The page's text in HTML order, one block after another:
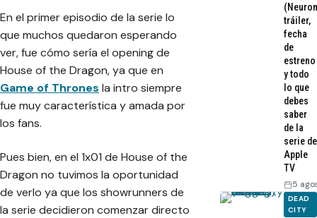
En el primer episodio de la serie lo
que muchos quedaron esperando
ver, fue cómo sería el opening de
House of the Dragon, ya que en
Game of Thrones la intro siempre
fue muy característica y amada por
los fans.
Pues bien, en el 1x01 de House of the
Dragon no tuvimos la oportunidad
de verlo ya que los showrunners de
la serie decidieron comenzar directo
tráiler,
fecha
de
estreno
y todo
lo que
debes
saber
de la
serie de
Apple
TV
5
DEAD
CITY